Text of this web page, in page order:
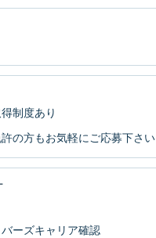
制度あり
の方もお気軽にご応募下さい
バーズキャリア確認